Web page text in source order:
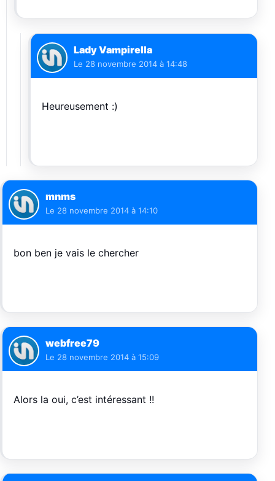
Lady Vampirella
Le 28 novembre 2014 à 14:48
Heureusement :)
mnms
Le 28 novembre 2014 à 14:10
bon ben je vais le chercher
webfree79
Le 28 novembre 2014 à 15:09
Alors la oui, c’est intéressant !!